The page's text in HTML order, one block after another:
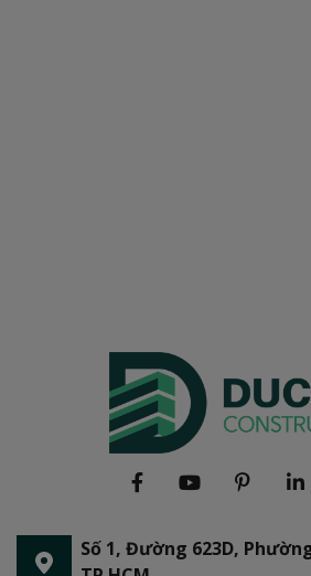
Số 1, Đường 623D,